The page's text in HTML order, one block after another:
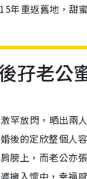
年重返舊地，甜
孖老公
罕放閃，晒出兩
後的定欣整個人
膀上，而老公亦